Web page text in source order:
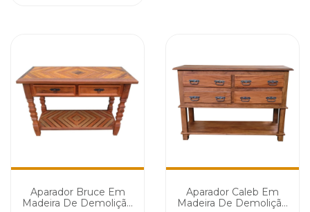
Aparador Bruce Em
Madeira De Demolição
Aparador Caleb Em
Madeira De Demolição